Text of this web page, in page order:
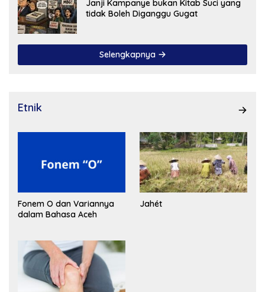
Janji Kampanye bukan Kitab Suci yang
tidak Boleh Diganggu Gugat
Selengkapnya
Etnik
Fonem O dan Variannya
dalam Bahasa Aceh
Jahét